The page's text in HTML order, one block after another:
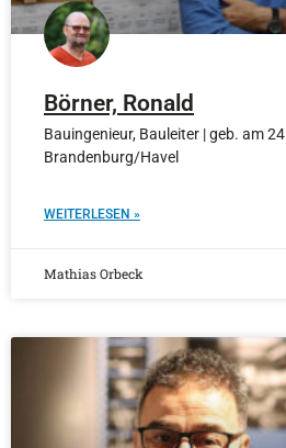
Börner, Ronald
Bauingenieur, Bauleiter | geb. am
Brandenburg/Havel
WEITERLESEN »
Mathias Orbeck